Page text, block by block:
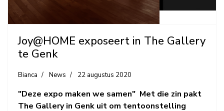
Joy@HOME exposeert in The Gallery
te Genk
"Deze expo maken we samen" Met die zin pakt
The Gallery in Genk uit om tentoonstelling
Social Summer aan te kondigen.